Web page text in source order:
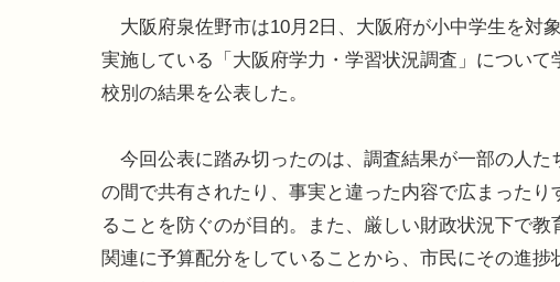
大阪府泉佐野市は10月2日、大阪府が小中学生を対
実施している「大阪府学力・学習状況調査」について
校別の結果を公表した。
今回公表に踏み切ったのは、調査結果が一部の人た
の間で共有されたり、事実と違った内容で広まったり
ることを防ぐのが目的。また、厳しい財政状況下で教
関連に予算配分をしていることから、市民にその進捗